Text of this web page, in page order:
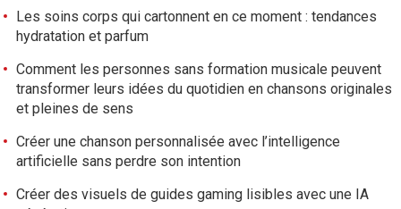
Les soins corps qui cartonnent en ce moment : tendances
hydratation et parfum
Comment les personnes sans formation musicale peuvent
transformer leurs idées du quotidien en chansons originales
et pleines de sens
Créer une chanson personnalisée avec l’intelligence
artificielle sans perdre son intention
Créer des visuels de guides gaming lisibles avec une IA